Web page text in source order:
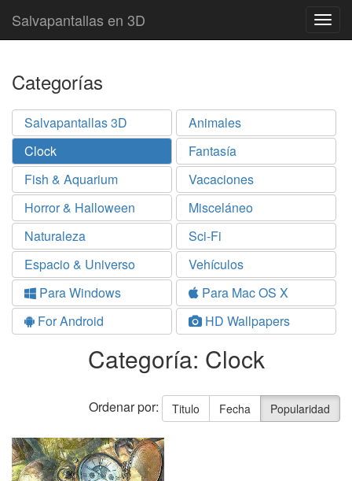
Salvapantallas en 3D
Categorías
Salvapantallas 3D
Animales
Clock
Fantasía
Fish & Aquarium
Vacaciones
Horror & Halloween
Misceláneo
Naturaleza
Sci-Fi
Espacio & Universo
Vehículos
Para Windows
Para Mac OS X
For Android
HD Wallpapers
Categoría: Clock
Ordenar por: Titulo Fecha Popularidad